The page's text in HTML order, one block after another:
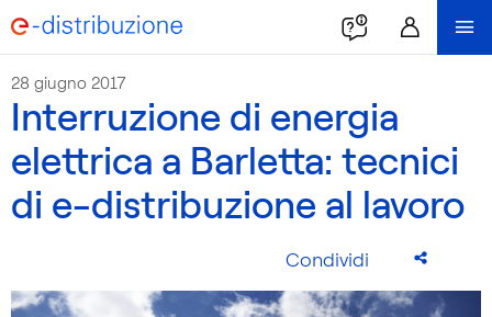
28 giugno 2017
Interruzione di energia
elettrica a Barletta: tecnici
di e-distribuzione al lavoro
Condividi